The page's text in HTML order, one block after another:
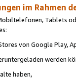
im Rahmen
Tablets
von Google Play,
werden
haben,